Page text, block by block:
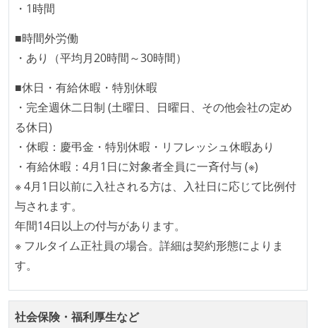
大規模サービスの開発
同時接続ユーザー数（数千以上）
テーブル数が多い (数百以上)
大規模テーブルあり（1テーブルあたり数千万レコー
ド以上）
マイクロサービス化している
トラフィック数が多い（数千rps以上）
1つのプロダクトを5チーム以上の開発チーム（ストリ
ームアラインド、プラットフォーム等）で分担して開
発・運用している
バックアップ容量（数TB以上）
労働環境の自由度
きる
週4日リモート勤務のハイブリットワーク（週1出社）
・1時間
■時間外労働
・あり（平均月20時間～30時間）
■休日・有給休暇・特別休暇
・完全週休二日制 (土曜日、日曜日、その他会社の定め
る休日)
・休暇：慶弔金・特別休暇・リフレッシュ休暇あり
・有給休暇：4月1日に対象者全員に一斉付与 (※)
※ 4月1日以前に入社される方は、入社日に応じて比例付
与されます。
年間14日以上の付与があります。
※ フルタイム正社員の場合。詳細は契約形態によりま
す。
社会保険・福利厚生など